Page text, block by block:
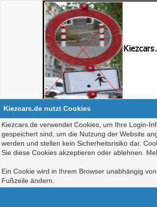
Kiezcars.de nutzt Cookies
Kiezcars.de verwendet Cookies, um Ihre Login-
gespeichert sind, um die Nutzung der Website
werden und stellen kein Sicherheitsrisiko dar.
Sie diese Cookies akzeptieren oder ablehnen.
Ein Cookie wird in Ihrem Browser unabhängig
Fußzeile ändern.